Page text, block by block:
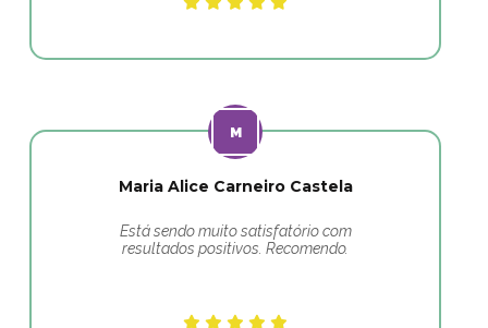
Maria Alice Carneiro Castela
Está sendo muito satisfatório com
resultados positivos. Recomendo.